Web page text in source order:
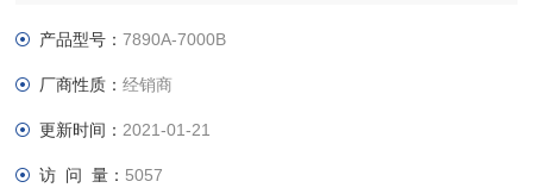
产品型号：7890A-7000B
厂商性质：经销商
更新时间： 2021-01-21
访 问 量： 5057